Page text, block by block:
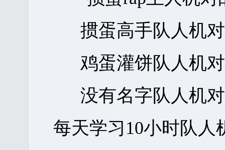
掼蛋高手队人机
鸡蛋灌饼队人机
没有名字队人机
每天学习10小时队